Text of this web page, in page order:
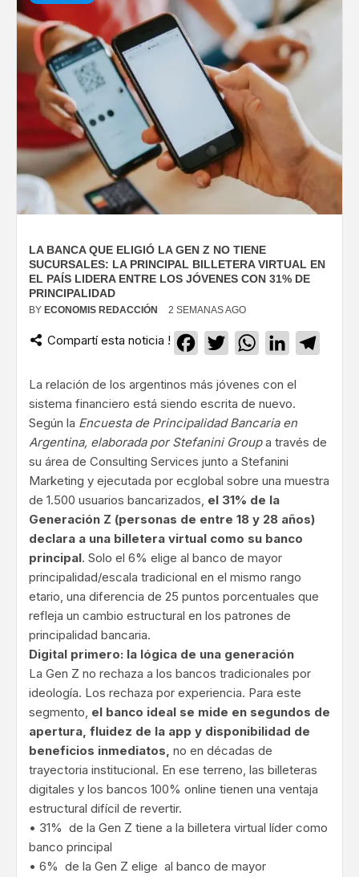
LA BANCA QUE ELIGIÓ LA GEN Z NO TIENE
SUCURSALES: LA PRINCIPAL BILLETERA VIRTUAL EN
EL PAÍS LIDERA ENTRE LOS JÓVENES CON 31% DE
PRINCIPALIDAD
BY ECONOMIS REDACCIÓN 2 SEMANAS AGO
Compartí esta noticia ! Facebook
TwitterWhatsApp
LinkedIn
La relación de los argentinos más jóvenes con el
sistema financiero está siendo escrita de nuevo.
Según la Encuesta de Principalidad Bancaria en
Argentina, elaborada por Stefanini Groupa través de
su área de Consulting Services junto a Stefanini
Marketing y ejecutada por ecglobal sobre una muestra
de 1.500 usuarios bancarizados, el 31% de la
Generación Z (personas de entre 18 y 28 años)
declara a una billetera virtual como su banco
principal. Solo el 6% elige al banco de mayor
principalidad/escala tradicional en el mismo rango
etario, una diferencia de 25 puntos porcentuales que
refleja un cambio estructural en los patrones de
principalidad bancaria.
Digital primero: la lógica de una generación
La Gen Z no rechaza a los bancos tradicionales por
ideología. Los rechaza por experiencia. Para este
segmento, el banco ideal se mide en segundos de
apertura, fluidez de la app y disponibilidad de
beneficios inmediatos, no en décadas de
trayectoria institucional. En ese terreno, las billeteras
digitales y los bancos 100% online tienen una ventaja
estructural difícil de revertir.
• 31% de la Gen Z tiene a la billetera virtual líder como
banco principal
• 6% de la Gen Z elige al banco de mayor